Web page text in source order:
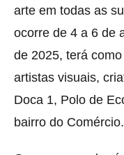
arte em todas as
ocorre de 4 a 6 de
de 2025, terá
artistas visuais,
Doca 1, Polo de
bairro do Comércio.